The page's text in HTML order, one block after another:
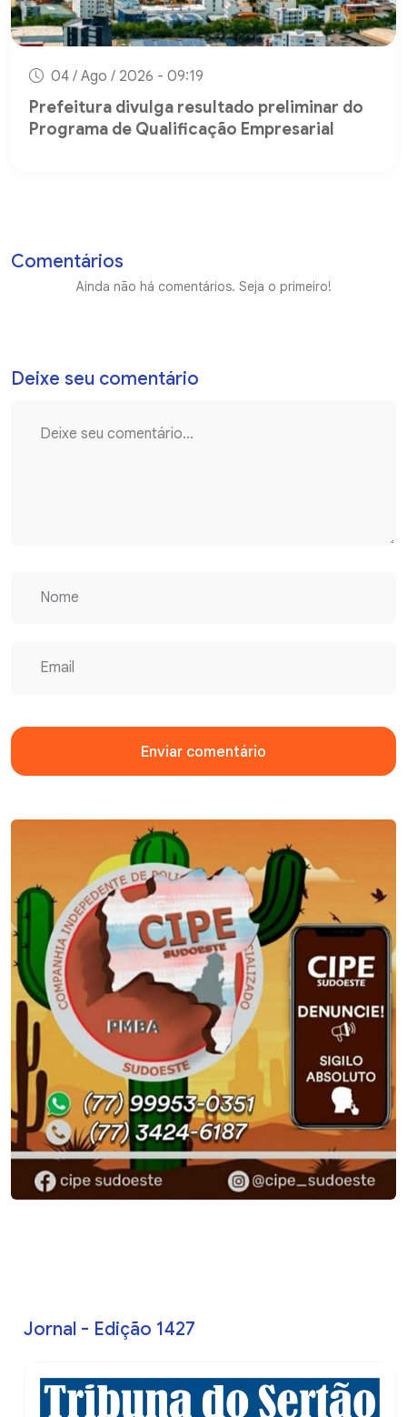
04 / Ago / 2026 - 09:19
Prefeitura divulga resultado preliminar do
Programa de Qualificação Empresarial
Comentários
Ainda não há comentários. Seja o primeiro!
Deixe seu comentário
Enviar comentário
Jornal - Edição 1427